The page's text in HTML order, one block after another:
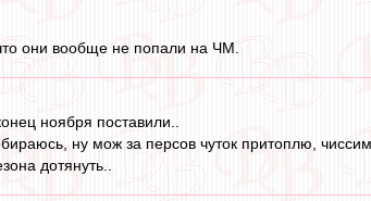
они вообще не попали на ЧМ.
ноября поставили..
ну мож за персов чуток притоплю,
дотянуть..